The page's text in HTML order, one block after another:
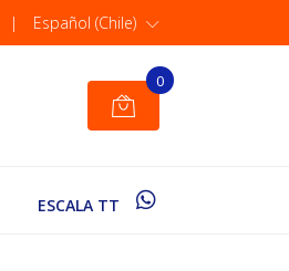
| Español (Chile)
0
ESCALA TT